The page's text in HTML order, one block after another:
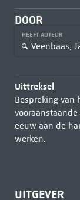
DOOR
HEEFT AUTEUR
Veenbaas,
Uittreksel
Bespreking van
eeuw aan de
werken.
UITGEVER